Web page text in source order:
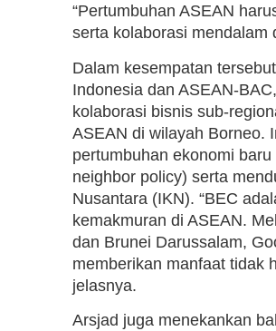
“Pertumbuhan ASEAN
serta kolaborasi mendalam
Dalam kesempatan
Indonesia dan ASEAN-
kolaborasi bisnis sub-
ASEAN di wilayah Borneo.
pertumbuhan ekonomi
neighbor policy) serta
Nusantara (IKN). “BEC
kemakmuran di ASEAN.
dan Brunei Darussalam,
memberikan manfaat tidak
jelasnya.
Arsjad juga menekankan